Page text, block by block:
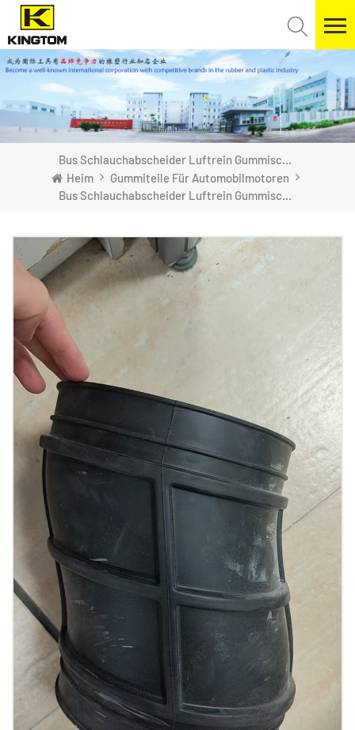
Bus Schlauchabscheider Luftrein Gummischlauch
Heim
Gummiteile Für Automobilmotoren
Bus Schlauchabscheider Luftrein Gummischlauch